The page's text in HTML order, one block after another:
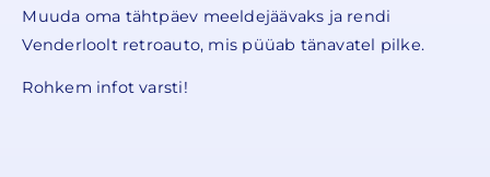
Muuda oma tähtpäev meeldejäävaks ja rendi
Venderloolt retroauto, mis püüab tänavatel pilke.
Rohkem infot varsti!